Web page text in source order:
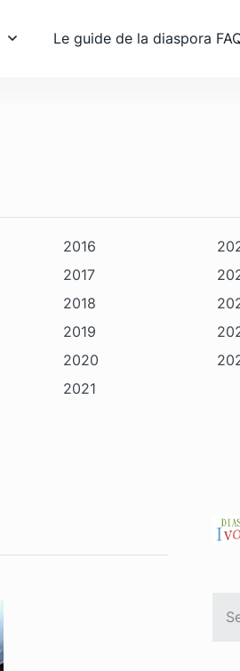
Le guide de la diaspora
2016
2017
2018
2019
2020
2021